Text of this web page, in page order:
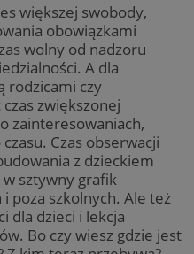
większej swobody,
obowiązkami
wolny od nadzoru
A dla
rodzicami czy
zwiększonej
zainteresowaniach,
Czas obserwacji
z dzieckiem
w sztywny grafik
poza szkolnych. Ale też
dla dzieci i lekcja
Bo czy wiesz gdzie jest